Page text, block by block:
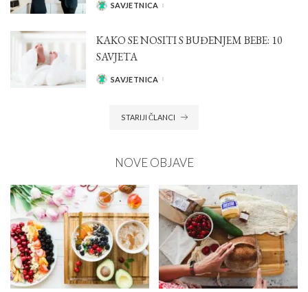
POSTED
SAVJETNICA
KAKO SE NOSITI S BUĐENJEM BEBE: 10
SAVJETA
POSTED
SAVJETNICA
STARIJI ČLANCI
NOVE OBJAVE